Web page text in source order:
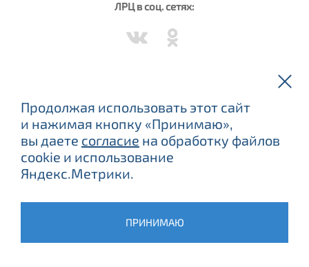
ЛРЦ в соц. сетях:
ЕСТЬ ПРОТИВОПОКАЗАНИЯ, ПОСОВЕТУЙТЕСЬ С ВРАЧОМ.
Продолжая использовать этот сайт
и нажимая кнопку «Принимаю»,
вы даете согласие на обработку файлов
cookie и использование
Яндекс.Метрики.
ПРИНИМАЮ